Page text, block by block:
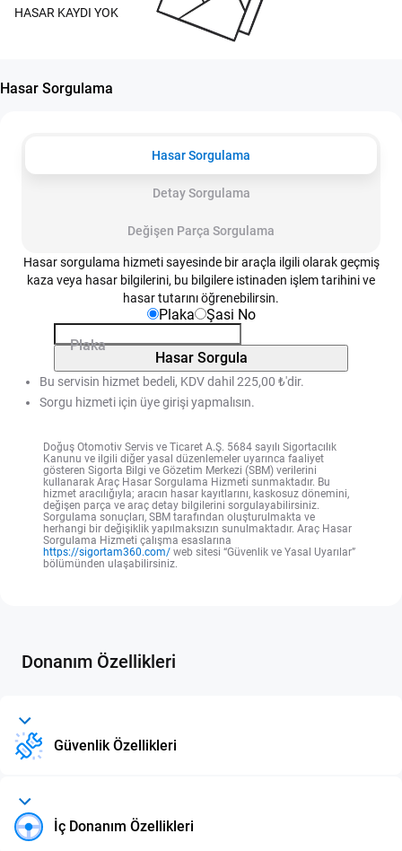
HASAR KAYDI YOK
Hasar Sorgulama
Hasar Sorgulama
Detay Sorgulama
Değişen Parça Sorgulama
Hasar sorgulama hizmeti sayesinde bir araçla ilgili olarak geçmiş
kaza veya hasar bilgilerini, bu bilgilere istinaden işlem tarihini ve
hasar tutarını öğrenebilirsin.
Plaka
Şasi No
Plaka
Hasar Sorgula
Bu servisin hizmet bedeli, KDV dahil 225,00 ₺'dir.
Sorgu hizmeti için üye girişi yapmalısın.
Doğuş Otomotiv Servis ve Ticaret A.Ş. 5684 sayılı Sigortacılık
Kanunu ve ilgili diğer yasal düzenlemeler uyarınca faaliyet
gösteren Sigorta Bilgi ve Gözetim Merkezi (SBM) verilerini
kullanarak Araç Hasar Sorgulama Hizmeti sunmaktadır. Bu
hizmet aracılığıyla; aracın hasar kayıtlarını, kaskosuz dönemini,
değişen parça ve araç detay bilgilerini sorgulayabilirsiniz.
Sorgulama sonuçları, SBM tarafından oluşturulmakta ve
herhangi bir değişiklik yapılmaksızın sunulmaktadır. Araç Hasar
Sorgulama Hizmeti çalışma esaslarına
https://sigortam360.com/ web sitesi “Güvenlik ve Yasal Uyarılar”
bölümünden ulaşabilirsiniz.
Donanım Özellikleri
Güvenlik Özellikleri
İç Donanım Özellikleri